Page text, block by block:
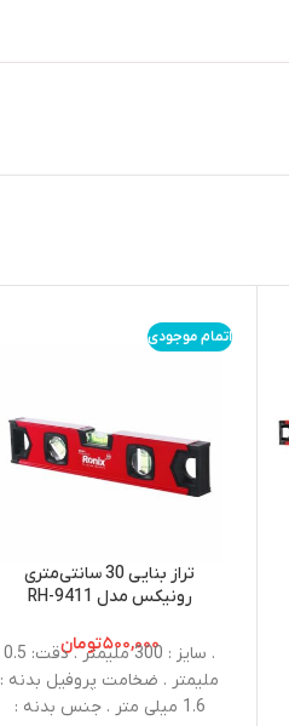
اتمام موجودی
تراز بنایی 30 سانتی‌متری
رونیکس مدل RH-9411
۵۰۰,۰۰۰تومان
. سایز : 300 ملیمتر . دقت: 0.5
ملیمتر . ضخامت پروفیل بدنه :
1.6 میلی متر . جنس بدنه :